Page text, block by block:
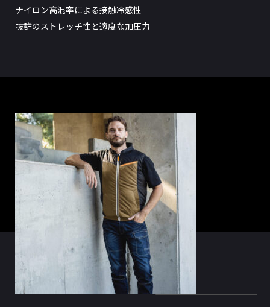
ナイロン高混率による接触冷感性
抜群のストレッチ性と適度な加圧力